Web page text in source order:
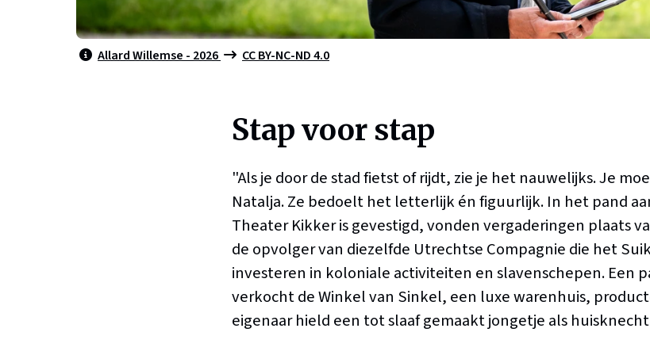
Allard Willemse - 2026 CC BY-NC-ND 4.0
Stap voor stap
"Als je door de stad fietst of rijdt, zie je het nauwelijks. Je
Natalja. Ze bedoelt het letterlijk én figuurlijk. In het pand
Theater Kikker is gevestigd, vonden vergaderingen plaats
de opvolger van diezelfde Utrechtse Compagnie die het
investeren in koloniale activiteiten en slavenschepen. Een
verkocht de Winkel van Sinkel, een luxe warenhuis,
eigenaar hield een tot slaaf gemaakt jongetje als